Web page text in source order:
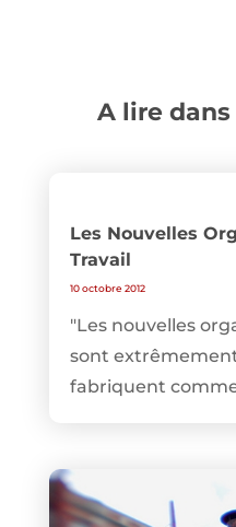
A lire
Les Nouvelles
Travail
10 octobre 2012
"Les nouvelles
sont
fabriquent